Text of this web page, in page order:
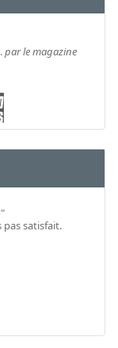
par le magazine
"
satisfait.